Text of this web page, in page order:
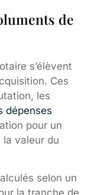
de
s’élèvent
Ces
les
dépenses
pour un
valeur du
selon un